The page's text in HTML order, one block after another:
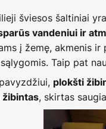
šviesos šaltiniai
vandeniui ir
į žemę, akmenis
Taip pat
plokšti
žibintas, skirtas